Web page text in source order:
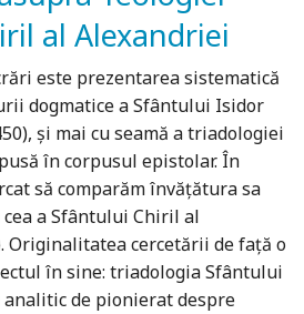
al Alexandriei
este prezentarea sistematică
dogmatice a Sfântului Isidor
şi mai cu seamă a triadologiei
în corpusul epistolar. În
să comparăm învăţătura sa
a Sfântului Chiril al
Originalitatea cercetării de faţă o
în sine: triadologia Sfântului
de pionierat despre